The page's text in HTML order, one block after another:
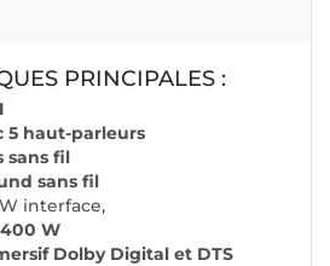
PRINCIPALES :
5 haut-parleurs
sans fil
sans fil
interface,
400 W
Dolby Digital et DTS